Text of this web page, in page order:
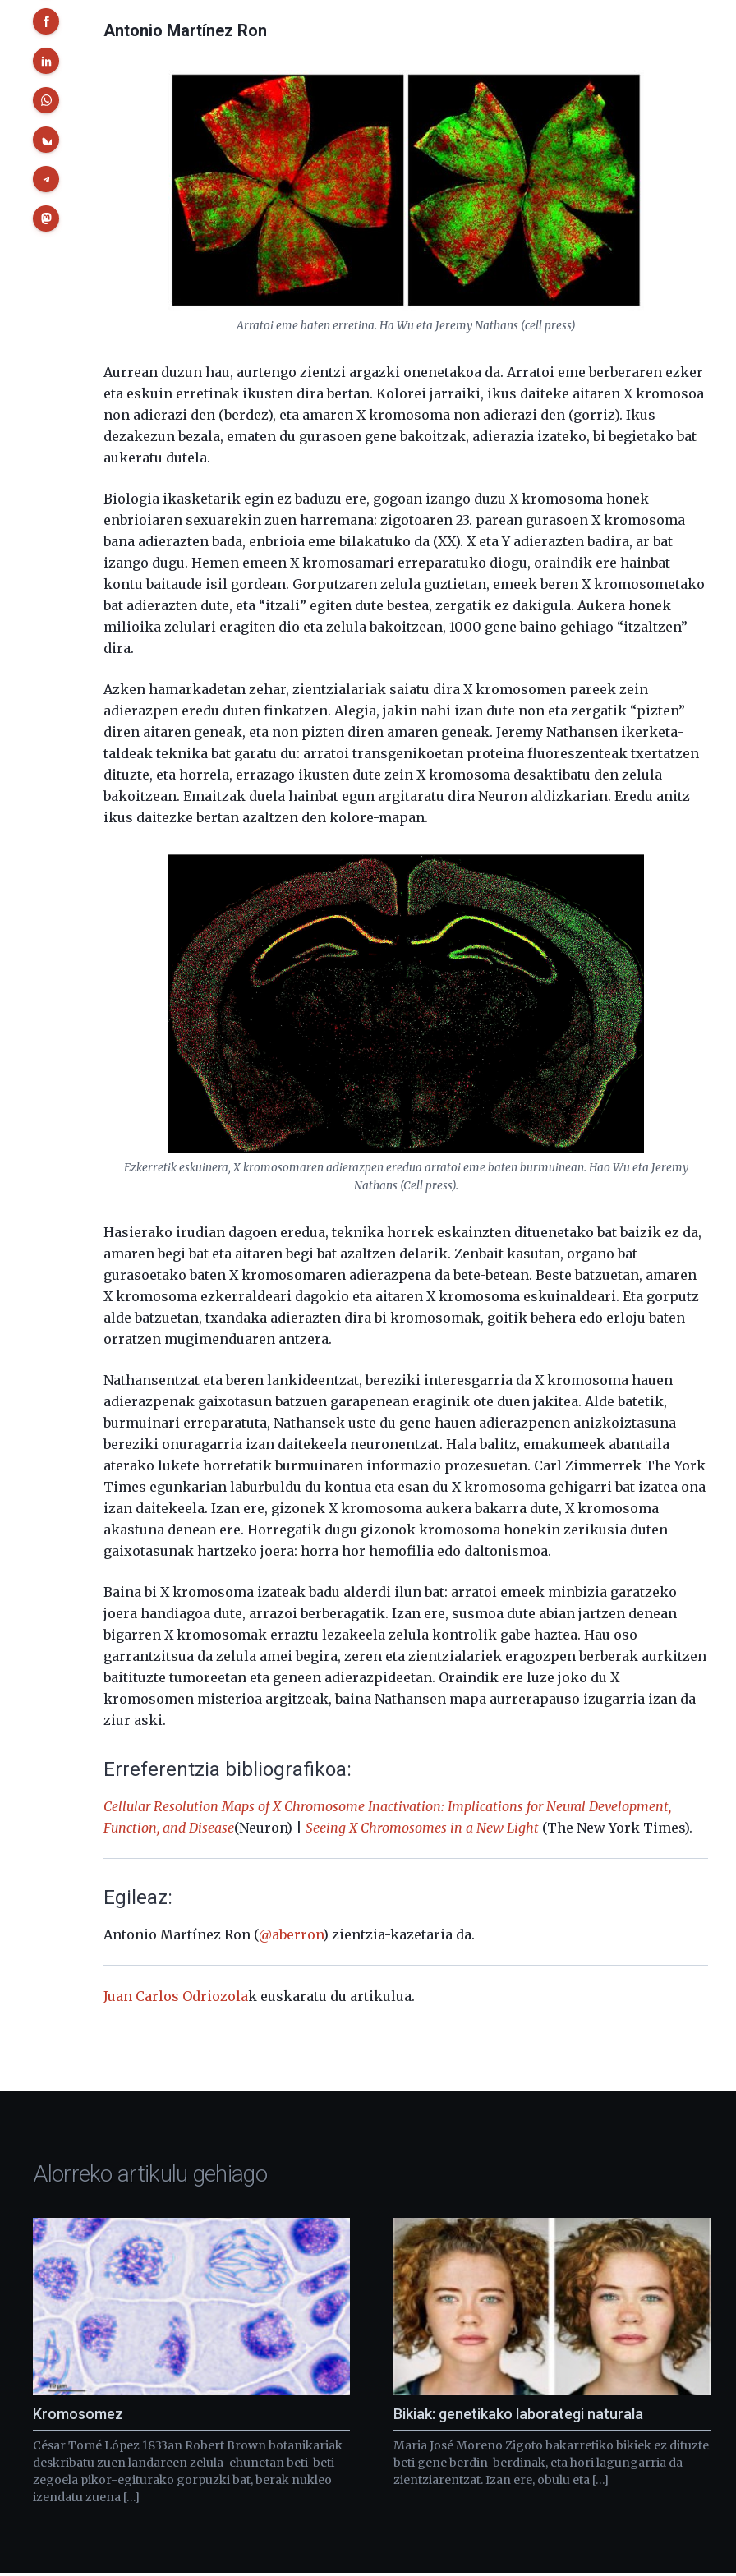
Antonio Martínez Ron
Arratoi eme baten erretina. Ha Wu eta Jeremy Nathans (cell press)
Aurrean duzun hau, aurtengo zientzi argazki onenetakoa da. Arratoi eme berberaren ezker
eta eskuin erretinak ikusten dira bertan. Kolorei jarraiki, ikus daiteke aitaren X kromosoa
non adierazi den (berdez), eta amaren X kromosoma non adierazi den (gorriz). Ikus
dezakezun bezala, ematen du gurasoen gene bakoitzak, adierazia izateko, bi begietako bat
aukeratu dutela.
Biologia ikasketarik egin ez baduzu ere, gogoan izango duzu X kromosoma honek
enbrioiaren sexuarekin zuen harremana: zigotoaren 23. parean gurasoen X kromosoma
bana adierazten bada, enbrioia eme bilakatuko da (XX). X eta Y adierazten badira, ar bat
izango dugu. Hemen emeen X kromosamari erreparatuko diogu, oraindik ere hainbat
kontu baitaude isil gordean. Gorputzaren zelula guztietan, emeek beren X kromosometako
bat adierazten dute, eta “itzali” egiten dute bestea, zergatik ez dakigula. Aukera honek
milioika zelulari eragiten dio eta zelula bakoitzean, 1000 gene baino gehiago “itzaltzen”
dira.
Azken hamarkadetan zehar, zientzialariak saiatu dira X kromosomen pareek zein
adierazpen eredu duten finkatzen. Alegia, jakin nahi izan dute non eta zergatik “pizten”
diren aitaren geneak, eta non pizten diren amaren geneak. Jeremy Nathansen ikerketa-
taldeak teknika bat garatu du: arratoi transgenikoetan proteina fluoreszenteak txertatzen
dituzte, eta horrela, errazago ikusten dute zein X kromosoma desaktibatu den zelula
bakoitzean. Emaitzak duela hainbat egun argitaratu dira Neuron aldizkarian. Eredu anitz
ikus daitezke bertan azaltzen den kolore-mapan.
Ezkerretik eskuinera, X kromosomaren adierazpen eredua arratoi eme baten burmuinean. Hao Wu eta Jeremy
Nathans (Cell press).
Hasierako irudian dagoen eredua, teknika horrek eskainzten dituenetako bat baizik ez da,
amaren begi bat eta aitaren begi bat azaltzen delarik. Zenbait kasutan, organo bat
gurasoetako baten X kromosomaren adierazpena da bete-betean. Beste batzuetan, amaren
X kromosoma ezkerraldeari dagokio eta aitaren X kromosoma eskuinaldeari. Eta gorputz
alde batzuetan, txandaka adierazten dira bi kromosomak, goitik behera edo erloju baten
orratzen mugimenduaren antzera.
Nathansentzat eta beren lankideentzat, bereziki interesgarria da X kromosoma hauen
adierazpenak gaixotasun batzuen garapenean eraginik ote duen jakitea. Alde batetik,
burmuinari erreparatuta, Nathansek uste du gene hauen adierazpenen anizkoiztasuna
bereziki onuragarria izan daitekeela neuronentzat. Hala balitz, emakumeek abantaila
aterako lukete horretatik burmuinaren informazio prozesuetan. Carl Zimmerrek The York
Times egunkarian laburbuldu du kontua eta esan du X kromosoma gehigarri bat izatea ona
izan daitekeela. Izan ere, gizonek X kromosoma aukera bakarra dute, X kromosoma
akastuna denean ere. Horregatik dugu gizonok kromosoma honekin zerikusia duten
gaixotasunak hartzeko joera: horra hor hemofilia edo daltonismoa.
Baina bi X kromosoma izateak badu alderdi ilun bat: arratoi emeek minbizia garatzeko
joera handiagoa dute, arrazoi berberagatik. Izan ere, susmoa dute abian jartzen denean
bigarren X kromosomak erraztu lezakeela zelula kontrolik gabe haztea. Hau oso
garrantzitsua da zelula amei begira, zeren eta zientzialariek eragozpen berberak aurkitzen
baitituzte tumoreetan eta geneen adierazpideetan. Oraindik ere luze joko du X
kromosomen misterioa argitzeak, baina Nathansen mapa aurrerapauso izugarria izan da
ziur aski.
Erreferentzia bibliografikoa:
Cellular Resolution Maps of X Chromosome Inactivation: Implications for Neural Development,
Function, and Disease(Neuron) |Seeing X Chromosomes in a New Light (The New York Times).
Egileaz:
Antonio Martínez Ron (@aberron) zientzia-kazetaria da.
Juan Carlos Odriozolak euskaratu du artikulua.
Alorreko artikulu gehiago
Kromosomez
César Tomé López 1833an Robert Brown botanikariak
deskribatu zuen landareen zelula-ehunetan beti-beti
zegoela pikor-egiturako gorpuzki bat, berak nukleo
izendatu zuena […]
Bikiak: genetikako laborategi naturala
Maria José Moreno Zigoto bakarretiko bikiek ez dituzte
beti gene berdin-berdinak, eta hori lagungarria da
zientziarentzat. Izan ere, obulu eta […]